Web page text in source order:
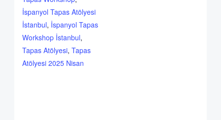
İspanyol Tapas Atölyesi
İstanbul, İspanyol Tapas
Workshop İstanbul,
Tapas Atölyesi, Tapas
Atölyesi 2025 Nisan